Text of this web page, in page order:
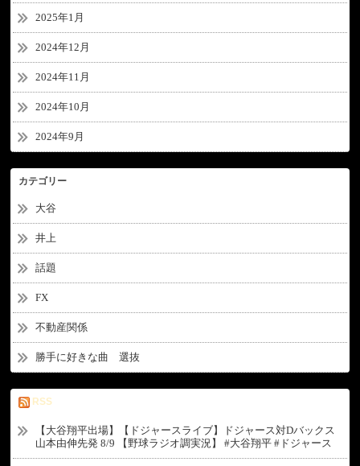
2025年1月
2024年12月
2024年11月
2024年10月
2024年9月
カテゴリー
大谷
井上
話題
FX
不動産関係
勝手に好きな曲 選抜
RSS
【大谷翔平出場】【ドジャースライブ】ドジャース対Dバックス
山本由伸先発 8/9 【野球ラジオ調実況】 #大谷翔平 #ドジャース